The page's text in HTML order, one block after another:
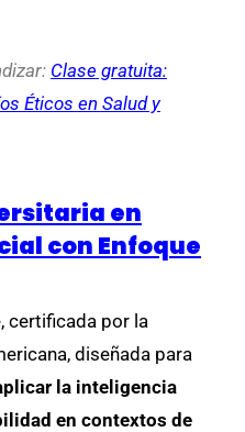
Clase gratuita:
Éticos en Salud y
en
con Enfoque
certificada por la
diseñada para
la inteligencia
en contextos de